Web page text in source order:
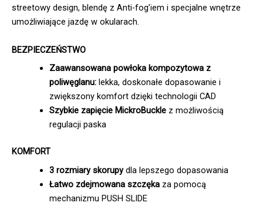
streetowy design, blendę z Anti-fog’iem i specjalne wnętrze
umożliwiające jazdę w okularach.
BEZPIECZEŃSTWO
Zaawansowana powłoka kompozytowa z
poliwęglanu: lekka, doskonałe dopasowanie i
zwiększony komfort dzięki technologii CAD
Szybkie zapięcie MickroBucklez możliwością
regulacji paska
KOMFORT
3 rozmiary skorupydla lepszego dopasowania
Łatwo zdejmowana szczękaza pomocą
mechanizmu PUSH SLIDE